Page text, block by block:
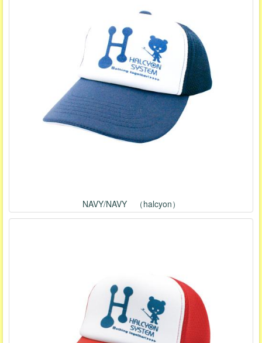
NAVY/NAVY （halcyon）